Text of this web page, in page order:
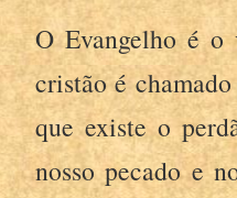
O Evangelho é
cristão é
que existe o
nosso pecado e